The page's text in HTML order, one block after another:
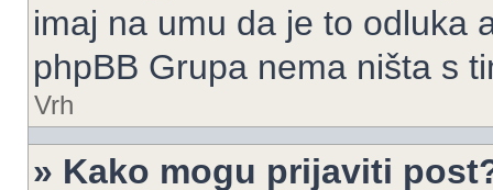
imaj na umu da je to odluka
phpBB Grupa nema ništa s
Vrh
» Kako mogu prijaviti